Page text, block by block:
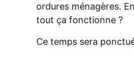
ordures ménagères.
tout ça fonctionne ?
Ce temps sera